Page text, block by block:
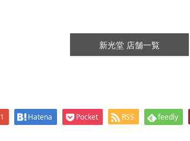
新光堂 店舗一覧
Hatena Pocket RSS feedly